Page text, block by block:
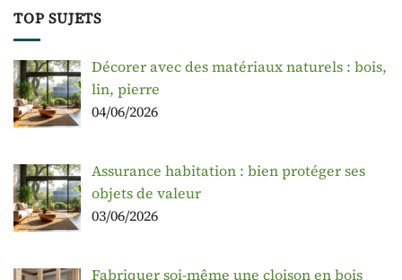
TOP SUJETS
Décorer avec des matériaux naturels : bois,
lin, pierre
04/06/2026
Assurance habitation : bien protéger ses
objets de valeur
03/06/2026
Fabriquer soi-même une cloison en bois